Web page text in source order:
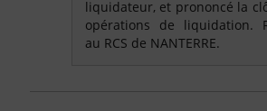
liquidateur, et prononcé la
opérations de liquidation.
au RCS de NANTERRE.